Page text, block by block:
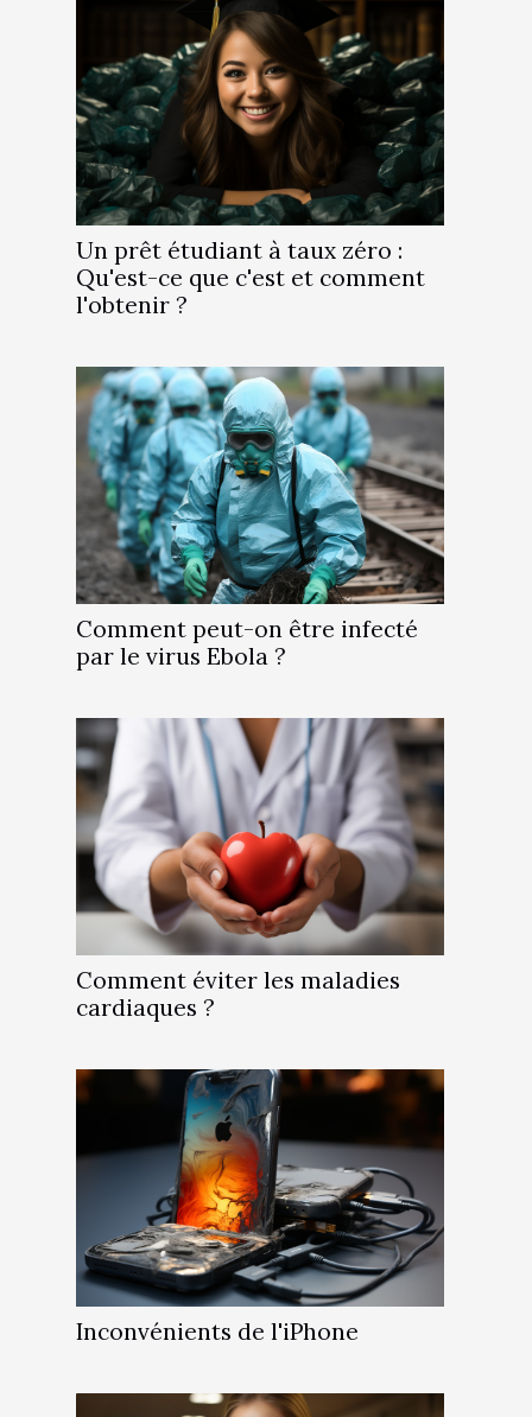
Un prêt étudiant à taux zéro :
Qu'est-ce que c'est et comment
l'obtenir ?
Comment peut-on être infecté
par le virus Ebola ?
Comment éviter les maladies
cardiaques ?
Inconvénients de l'iPhone